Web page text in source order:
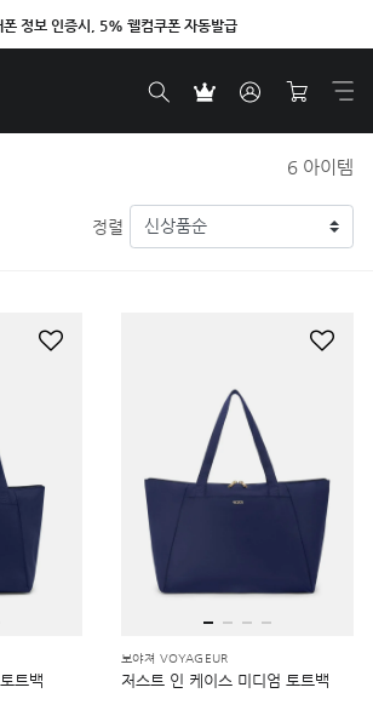
정보 인증시, 5% 웰컴쿠폰 자동발급
6 아이템
정렬
트백
보야져 VOYAGEUR
저스트 인 케이스 미디엄 토트백